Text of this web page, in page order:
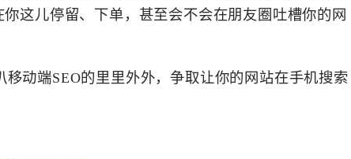
这儿停留、下单，甚至会不会在朋友圈吐槽你的网
动端SEO的里里外外，争取让你的网站在手机搜索